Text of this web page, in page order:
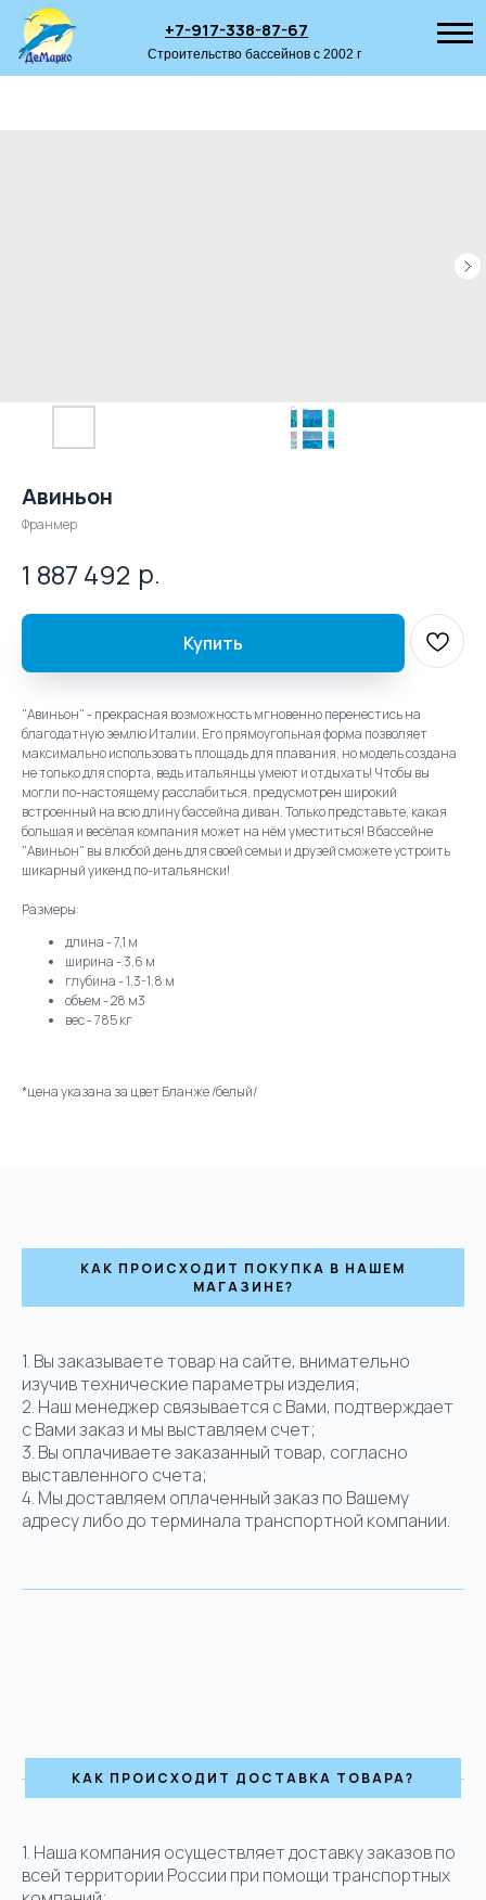
Строительство бассейнов с 2002 г
+7-917-338-87-67
Авиньон
Франмер
1 887 492 р.
Купить
"Авиньон" - прекрасная возможность мгновенно перенестись на
благодатную землю Италии. Его прямоугольная форма позволяет
максимально использовать площадь для плавания, но модель создана
не только для спорта, ведь итальянцы умеют и отдыхать! Чтобы вы
могли по-настоящему расслабиться, предусмотрен широкий
встроенный на всю длину бассейна диван. Только представьте, какая
большая и весёлая компания может на нём уместиться! В бассейне
"Авиньон" вы в любой день для своей семьи и друзей сможете устроить
шикарный уикенд по-итальянски!
Размеры:
длина - 7,1 м
ширина - 3,6 м
глубина - 1,3-1,8 м
объем - 28 м3
вес - 785 кг
*цена указана за цвет Бланже /белый/
КАК ПРОИСХОДИТ ПОКУПКА В НАШЕМ
МАГАЗИНЕ?
1. Вы заказываете товар на сайте, внимательно
изучив технические параметры изделия;
2. Наш менеджер связывается с Вами, подтверждает
с Вами заказ и мы выставляем счет;
3. Вы оплачиваете заказанный товар, согласно
выставленного счета;
4. Мы доставляем оплаченный заказ по Вашему
адресу либо до терминала транспортной компании.
КАК ПРОИСХОДИТ ДОСТАВКА ТОВАРА?
1. Наша компания осуществляет доставку заказов по
всей территории России при помощи транспортных